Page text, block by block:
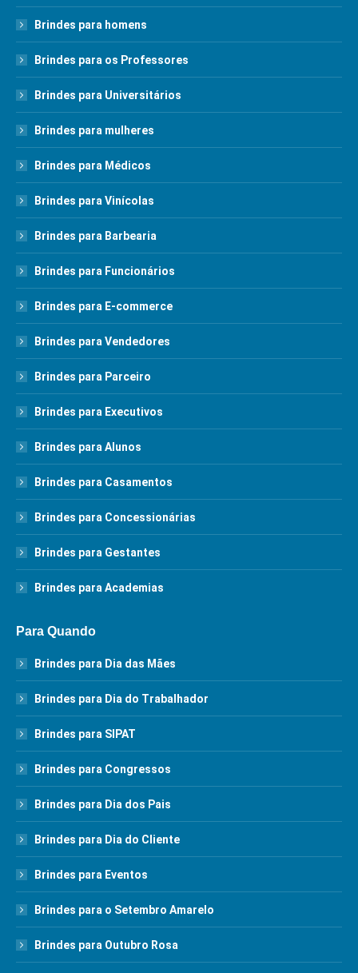
Brindes para homens
Brindes para os Professores
Brindes para Universitários
Brindes para mulheres
Brindes para Médicos
Brindes para Vinícolas
Brindes para Barbearia
Brindes para Funcionários
Brindes para E-commerce
Brindes para Vendedores
Brindes para Parceiro
Brindes para Executivos
Brindes para Alunos
Brindes para Casamentos
Brindes para Concessionárias
Brindes para Gestantes
Brindes para Academias
Para Quando
Brindes para Dia das Mães
Brindes para Dia do Trabalhador
Brindes para SIPAT
Brindes para Congressos
Brindes para Dia dos Pais
Brindes para Dia do Cliente
Brindes para Eventos
Brindes para o Setembro Amarelo
Brindes para Outubro Rosa